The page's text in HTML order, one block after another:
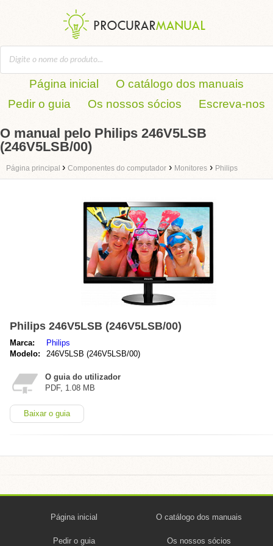
Página inicial
O catálogo dos manuais
Pedir o guia
Os nossos sócios Escreva-nos
O manual pelo Philips 246V5LSB
(246V5LSB/00)
Página principal › Componentes do computador › Monitores › Philips
Philips 246V5LSB (246V5LSB/00)
Marca:
Philips
Modelo:
246V5LSB (246V5LSB/00)
O guia do utilizador
PDF, 1.08 MB
Baixar o guia
Página inicial O catálogo dos manuais
Pedir o guia Os nossos sócios